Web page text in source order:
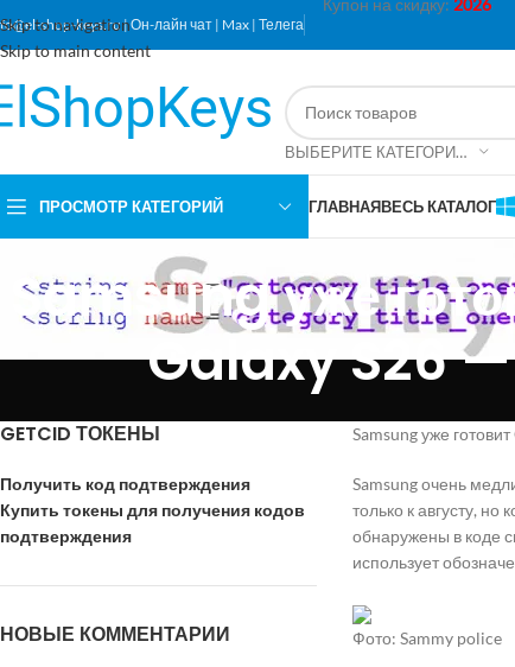
Skip to navigation
Skip to main content
shop-keys.ru|Он-лайн чат | Max | Телега
ВЫБЕРИТЕ КАТЕГОРИЮ
ПРОСМОТР КАТЕГОРИЙ ГЛАВНАЯВЕСЬ КАТАЛОГ
Samsung уже
Galaxy S26
GETCID ТОКЕНЫ
Получить код подтверждения
Купить токены для получения кодов
подтверждения
НОВЫЕ КОММЕНТАРИИ
Samsung уже
Samsung очень
только к августу,
обнаружены в коде
использует
Фото: Sammy police